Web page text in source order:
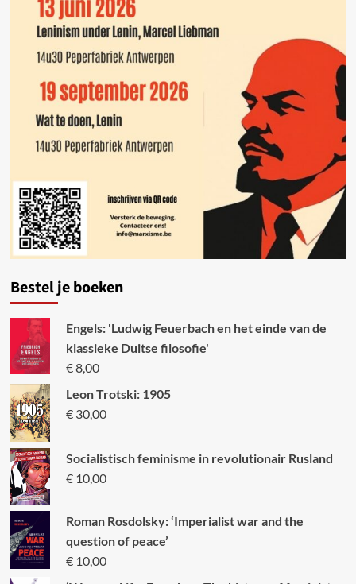
Bestel je boeken
Engels: 'Ludwig Feuerbach en het einde van de
klassieke Duitse filosofie'
€8,00
Leon Trotski: 1905
€30,00
Socialistisch feminisme in revolutionair Rusland
€10,00
Roman Rosdolsky: ‘Imperialist war and the
question of peace’
€10,00